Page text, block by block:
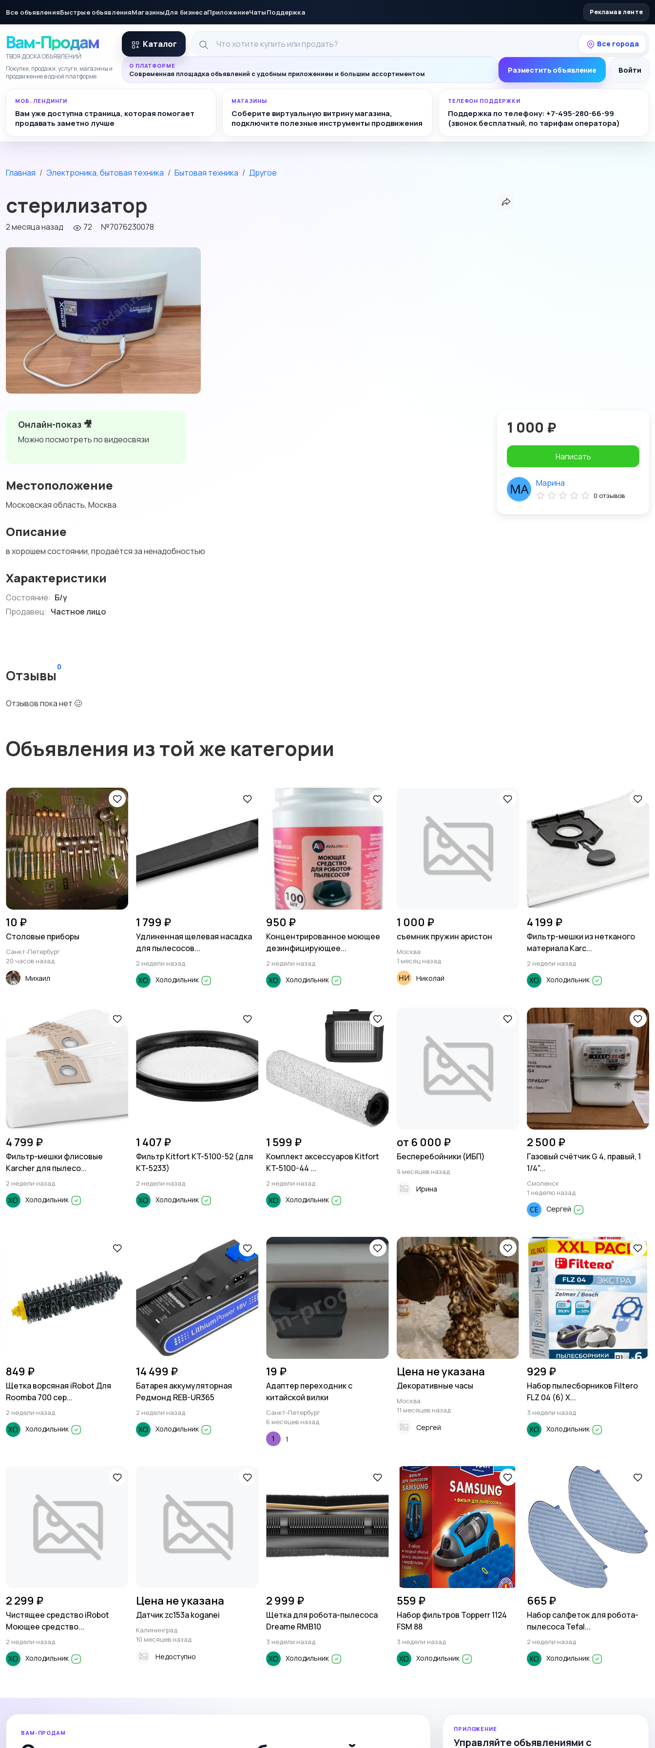
Все объявленияБыстрые объявленияМагазиныДля бизнесаПриложениеЧатыПоддержка Реклама в ленте
Вам-Продам
ТВОЯ ДОСКА ОБЪЯВЛЕНИЙ
Покупки, продажи, услуги, магазины и
продвижение в одной платформе
Каталог Все города
О ПЛАТФОРМЕ
Современная площадка объявлений с удобным приложением и большим ассортиментом Разместить объявление Войти
МОБ. ЛЕНДИНГИ
Вам уже доступна страница, которая помогает
продавать заметно лучше
МАГАЗИНЫ
Соберите виртуальную витрину магазина,
подключите полезные инструменты продвижения
ТЕЛЕФОН ПОДДЕРЖКИ
Поддержка по телефону: +7-495-280-66-99
(звонок бесплатный, по тарифам оператора)
Главная Электроника, бытовая техника Бытовая техника Другое
стерилизатор
2 месяца назад 72 №7076230078
Онлайн-показ 🎥
Можно посмотреть по видеосвязи
Местоположение
Московская область, Москва
Описание
в хорошем состоянии, продаётся за ненадобностью
Характеристики
Состояние: Б/у
Продавец: Частное лицо
Отзывы
0
Отзывов пока нет 🥴
1 000 ₽
Написать
Марина
0 отзывов
Объявления из той же категории
10 ₽
Столовые приборы
Санкт-Петербург
20 часов назад
Михаил
1 799 ₽
Удлиненная щелевая насадка
для пылесосов...
2 недели назад
Холодильник
950 ₽
Концентрированное моющее
дезинфицирующее...
2 недели назад
Холодильник
1 000 ₽
съемник пружин аристон
Москва
1 месяц назад
Николай
4 199 ₽
Фильтр-мешки из нетканого
материала Karc...
2 недели назад
Холодильник
4 799 ₽
Фильтр-мешки флисовые
Karcher для пылесо...
2 недели назад
Холодильник
1 407 ₽
Фильтр Kitfort KT-5100-52 (для
KT-5233)
2 недели назад
Холодильник
1 599 ₽
Комплект аксессуаров Kitfort
KT-5100-44 ...
2 недели назад
Холодильник
от 6 000 ₽
Бесперебойники (ИБП)
9 месяцев назад
Ирина
2 500 ₽
Газовый счётчик G 4, правый, 1
1/4"...
Смоленск
1 неделю назад
Сергей
849 ₽
Щетка ворсяная iRobot Для
Roomba 700 сер...
2 недели назад
Холодильник
14 499 ₽
Батарея аккумуляторная
Редмонд REB-UR365
2 недели назад
Холодильник
19 ₽
Адаптер переходник с
китайской вилки
Санкт-Петербург
6 месяцев назад
1
Цена не указана
Декоративные часы
Москва
11 месяцев назад
Сергей
929 ₽
Набор пылесборников Filtero
FLZ 04 (6) X...
3 недели назад
Холодильник
2 299 ₽
Чистящее средство iRobot
Моющее средство...
2 недели назад
Холодильник
Цена не указана
Датчик zc153a koganei
Калининград
10 месяцев назад
Недоступно
2 999 ₽
Щетка для робота-пылесоса
Dreame RMB10
3 недели назад
Холодильник
559 ₽
Набор фильтров Topperr 1124
FSM 88
3 недели назад
Холодильник
665 ₽
Набор салфеток для робота-
пылесоса Tefal...
2 недели назад
Холодильник
ВАМ-ПРОДАМ
ПРИЛОЖЕНИЕ
Управляйте объявлениями с